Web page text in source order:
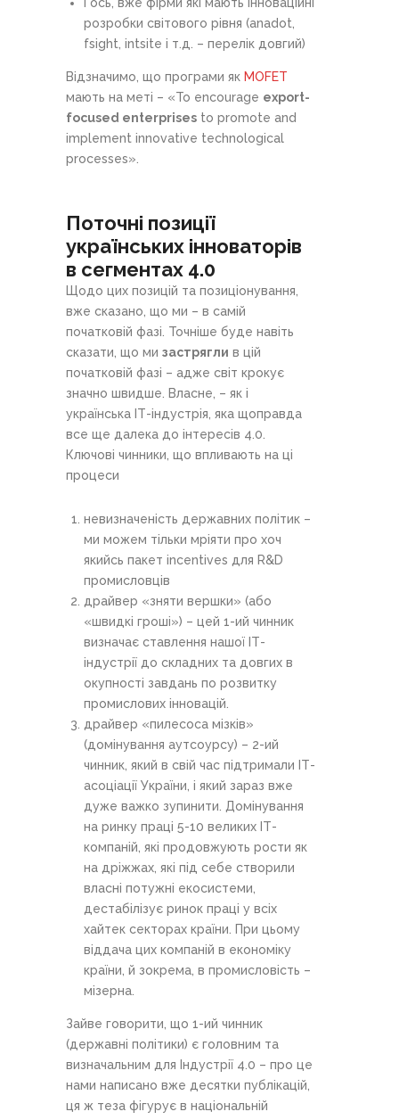
і ось, вже фірми які мають інноваційні
розробки світового рівня (anadot,
fsight, intsite і т.д. – перелік довгий)
Відзначимо, що програми як MOFET
мають на меті – «To encourage export-
focused enterprises to promote and
implement innovative technological
processes».
Поточні позиції
українських інноваторів
в сегментах 4.0
Щодо цих позицій та позиціонування,
вже сказано, що ми – в самій
початковій фазі. Точніше буде навіть
сказати, що ми застрягли в цій
початковій фазі – адже світ крокує
значно швидше. Власне, – як і
українська ІТ-індустрія, яка щоправда
все ще далека до інтересів 4.0.
Ключові чинники, що впливають на ці
процеси
невизначеність державних політик –
ми можем тільки мріяти про хоч
якийсь пакет incentives для R&D
промисловців
драйвер «зняти вершки» (або
«швидкі гроші») – цей 1-ий чинник
визначає ставлення нашої ІТ-
індустрії до складних та довгих в
окупності завдань по розвитку
промислових інновацій.
драйвер «пилесоса мізків»
(домінування аутсоурсу) – 2-ий
чинник, який в свій час підтримали ІТ-
асоціації України, і який зараз вже
дуже важко зупинити. Домінування
на ринку праці 5-10 великих ІТ-
компаній, які продовжують рости як
на дріжжах, які під себе створили
власні потужні екосистеми,
дестабілізує ринок праці у всіх
хайтек секторах країни. При цьому
віддача цих компаній в економіку
країни, й зокрема, в промисловість –
мізерна.
Зайве говорити, що 1-ий чинник
(державні політики) є головним та
визначальним для Індустрії 4.0 – про це
нами написано вже десятки публікацій,
ця ж теза фігурує в національній